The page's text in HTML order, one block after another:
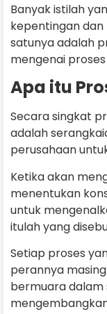
Banyak istilah
kepentingan dan
satunya adalah
mengenai
Apa itu
Secara singkat
adalah
perusahaan
Ketika akan
menentukan
untuk
itulah yang
Setiap proses
perannya
bermuara dalam